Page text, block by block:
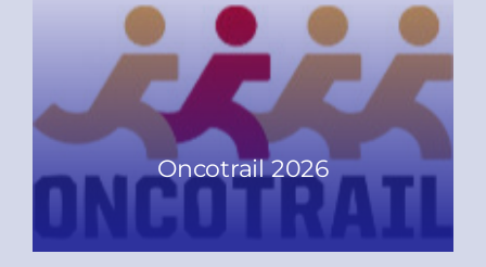
Oncotrail 2026